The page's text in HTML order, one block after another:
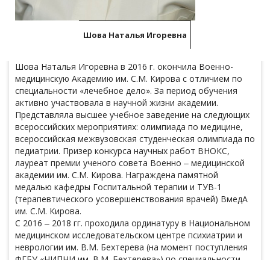
Шова Наталья Игоревна
Шова Наталья Игоревна в 2016 г. окончила Военно-
медицинскую Академию им. С.М. Кирова с отличием по
специальности «лечебное дело». За период обучения
активно участвовала в научной жизни академии.
Представляла высшее учебное заведение на следующих
всероссийских мероприятиях: олимпиада по медицине,
всероссийская межвузовская студенческая олимпиада по
педиатрии. Призер конкурса научных работ ВНОКС,
лауреат премии ученого совета Военно ‒ медицинской
академии им. С.М. Кирова. Награждена памятной
медалью кафедры Госпитальной терапии и ТУВ-1
(терапевтического усовершенствования врачей) ВмедА
им. С.М. Кирова.
С 2016 ‒ 2018 гг. проходила ординатуру в Национальном
медицинском исследовательском центре психиатрии и
неврологии им. В.М. Бехтерева (на момент поступления